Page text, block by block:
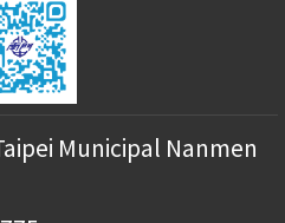
Municipal Nanmen